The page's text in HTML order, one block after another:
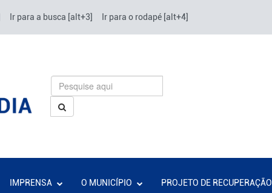
Ir para a busca [alt+3] Ir para o rodapé [alt+4]
IMPRENSA O MUNICÍPIO PROJETO DE RECUPERAÇÃO